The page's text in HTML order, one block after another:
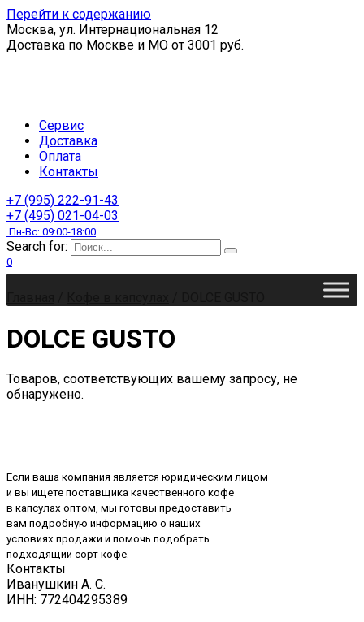
Перейти к содержанию
Москва, ул. Интернациональная 12
Доставка по Москве и МО от 3001 руб.
Сервис
Доставка
Оплата
Контакты
+7 (995) 222-91-43
+7 (495) 021-04-03
Пн-Вс: 09:00-18:00
Search for:
0
DOLCE GUSTO
Товаров, соответствующих вашему запросу, не
обнаружено.
Если ваша компания является юридическим лицом
и вы ищете поставщика качественного кофе
в капсулах оптом, мы готовы предоставить
вам подробную информацию о наших
условиях продажи и помочь подобрать
подходящий сорт кофе.
Контакты
Иванушкин А. С.
ИНН: 772404295389